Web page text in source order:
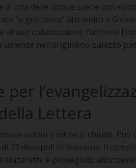
una delle cinque scene con
“a grottesca” attribuito a
al suo collaboratore l’udinese
udienze nell’originario palazzo
Lettera
azioni e infine si chiude.
72 discepoli in missione. Il
Nazareth, è proseguito